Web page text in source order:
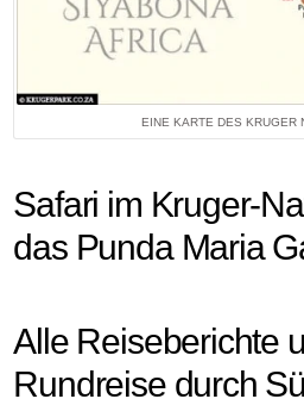
EINE KARTE DES KRUGER
Safari im Kruger-
das Punda Maria
Alle Reiseberichte
Rundreise durch